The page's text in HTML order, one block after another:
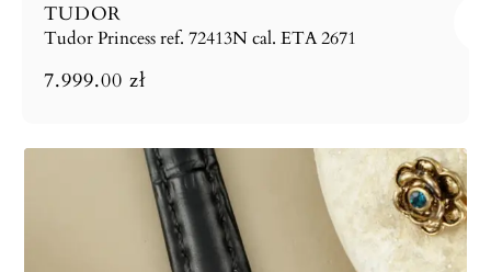
TUDOR
Tudor Princess ref. 72413N cal. ETA 2671
7.999.00 zł